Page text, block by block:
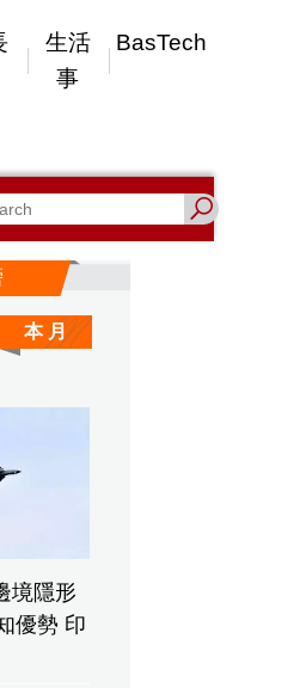
生活
事
BasTech
本 月
境隱形
優勢 印